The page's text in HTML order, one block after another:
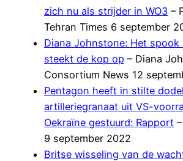
zich nu als strijder in WO3 –
Tehran Times 6 september
Diana Johnstone: Het spook
steekt de kop op – Diana
Consortium News 12
Pentagon heeft in stilte
artilleriegranaat uit VS-
Oekraïne gestuurd: Rapport
9 september 2022
Britse wisseling van de